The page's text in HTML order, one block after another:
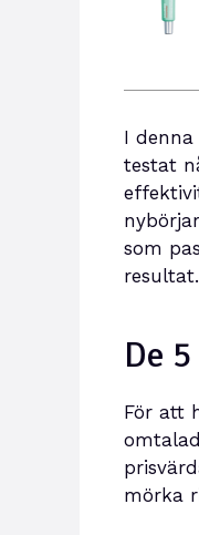
I
testat
som
resultat.
De
För att
mörka